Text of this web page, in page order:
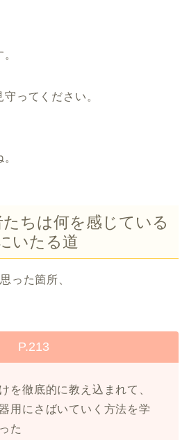
ってください。
ちは何を感じている
いたる道
った箇所、
P.213
を徹底的に教え込まれて、
用にさばいていく方法を学
た